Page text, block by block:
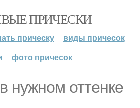
ПРИЧЕСКИ
прическу
виды причесок
фото причесок
нужном оттенке